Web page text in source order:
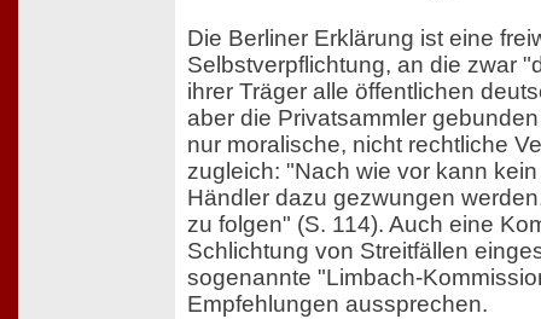
Die Berliner Erklärung ist eine
Selbstverpflichtung, an die zwar
ihrer Träger alle öffentlichen
aber die Privatsammler
nur moralische, nicht rechtliche
zugleich: "Nach wie vor kann
Händler dazu gezwungen
zu folgen" (S. 114). Auch eine
Schlichtung von Streitfällen
sogenannte "Limbach-
Empfehlungen aussprechen.